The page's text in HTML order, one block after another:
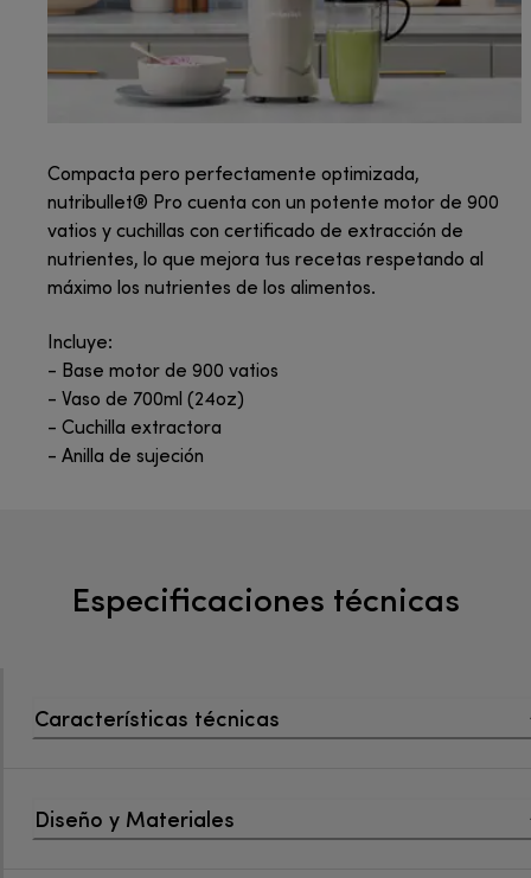
Compacta pero perfectamente optimizada,
nutribullet® Pro cuenta con un potente motor de 900
vatios y cuchillas con certificado de extracción de
nutrientes, lo que mejora tus recetas respetando al
máximo los nutrientes de los alimentos.
Incluye:
- Base motor de 900 vatios
- Vaso de 700ml (24oz)
- Cuchilla extractora
- Anilla de sujeción
Especificaciones técnicas
Características técnicas
Diseño y Materiales